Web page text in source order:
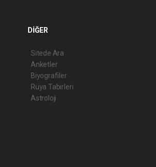
DİĞER
Sitede Ara
Anketler
Biyografiler
Rüya Tabirleri
Astroloji